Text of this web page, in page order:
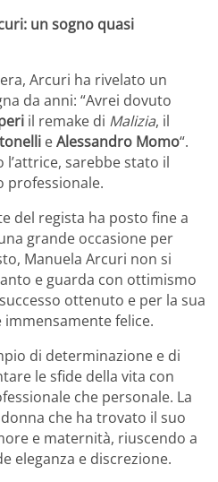
un sogno quasi
Arcuri ha rivelato un
da anni: “Avrei dovuto
il remake di Malizia, il
eAlessandro Momo“.
sarebbe stato il
professionale.
del regista ha posto fine a
grande occasione per
Manuela Arcuri non si
e guarda con ottimismo
ottenuto e per la sua
felice.
di determinazione e di
le sfide della vita con
che personale. La
che ha trovato il suo
e maternità, riuscendo a
eleganza e discrezione.